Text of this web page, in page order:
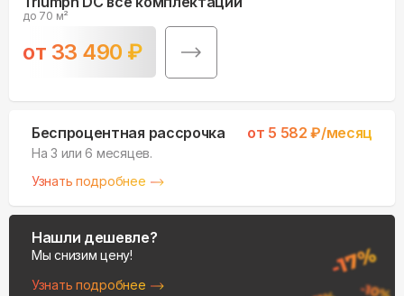
до 70 м²
от 33 490 ₽
Беспроцентная рассрочка от 5 582 ₽/месяц
На 3 или 6 месяцев.
Узнать подробнее
Нашли дешевле?
Мы снизим цену!
Узнать подробнее